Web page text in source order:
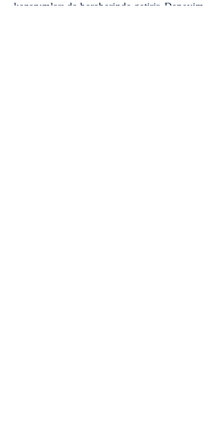
kazanımları da beraberinde getirir. Deneyim